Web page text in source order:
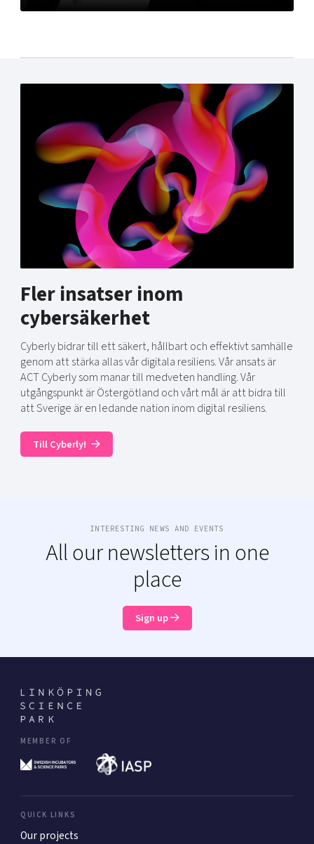
Fler insatser inom
cybersäkerhet
Cyberly bidrar till ett säkert, hållbart och effektivt samhälle
genom att stärka allas vår digitala resiliens. Vår ansats är
ACT Cyberly som manar till medveten handling. Vår
utgångspunkt är Östergötland och vårt mål är att bidra till
att Sverige är en ledande nation inom digital resiliens.
Till Cyberly!
INTERESTING NEWS AND EVENTS
All our newsletters in one
place
Sign up
MEMBER OF
QUICK LINKS
Our projects